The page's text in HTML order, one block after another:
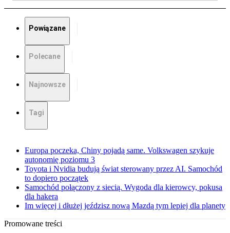
Powiązane
Polecane
Najnowsze
Tagi
Europa poczeka, Chiny pojadą same. Volkswagen szykuje
autonomię poziomu 3
Toyota i Nvidia budują świat sterowany przez AI. Samochód
to dopiero początek
Samochód połączony z siecią. Wygoda dla kierowcy, pokusa
dla hakera
Im więcej i dłużej jeździsz nową Mazdą tym lepiej dla planety
Promowane treści